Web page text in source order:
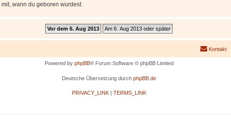
wann du geboren wurdest.
Kontakt
Powered by phpBB® Forum Software © phpBB Limited
Deutsche Übersetzung durch phpBB.de
PRIVACY_LINK| TERMS_LINK